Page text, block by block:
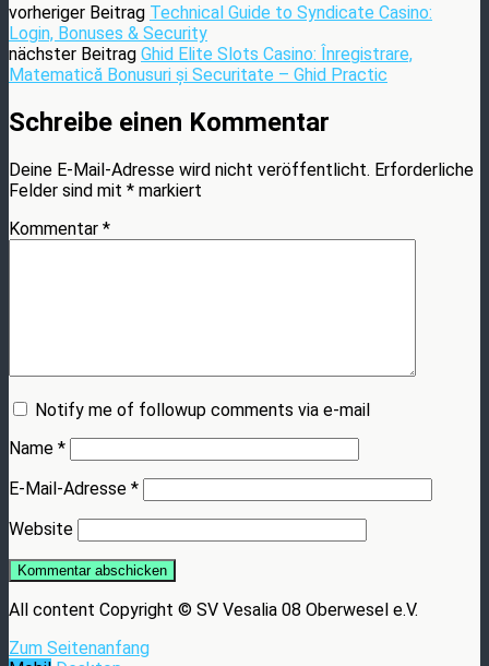
vorheriger Beitrag Technical Guide to Syndicate Casino:
Login, Bonuses & Security
nächster Beitrag Ghid Elite Slots Casino: Înregistrare,
Matematică Bonusuri și Securitate – Ghid Practic
Schreibe einen Kommentar
Deine E-Mail-Adresse wird nicht veröffentlicht. Erforderliche
Felder sind mit * markiert
Kommentar *
Notify me of followup comments via e-mail
Name *
E-Mail-Adresse *
Website
All content Copyright © SV Vesalia 08 Oberwesel e.V.
Zum Seitenanfang